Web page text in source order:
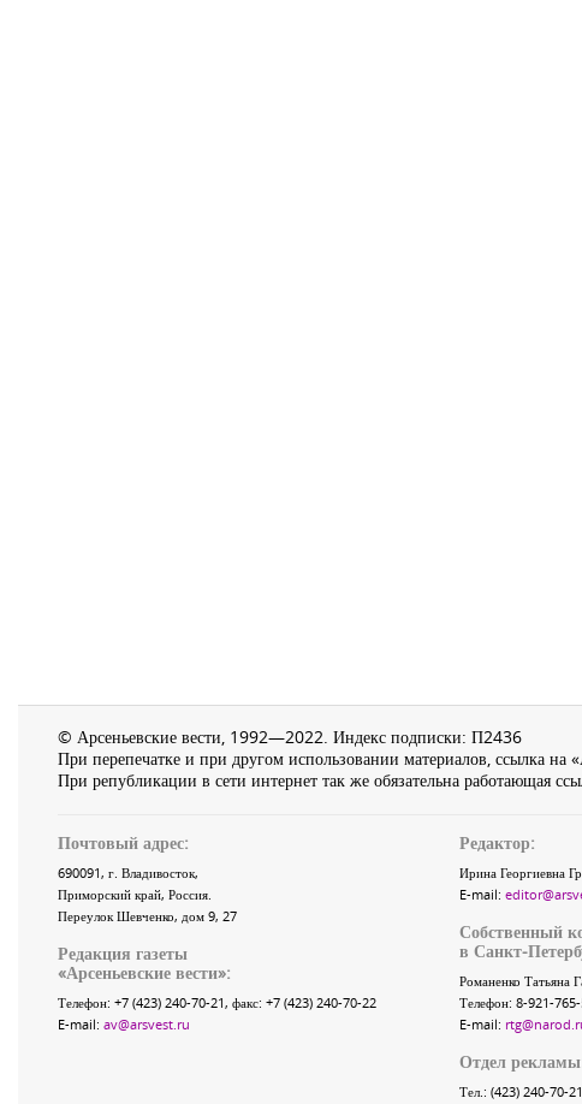
© Арсеньевские вести, 1992—2022. Индекс подписки: П2436
При перепечатке и при другом использовании материалов, ссылка на
При републикации в сети интернет так же обязательна работающая
Почтовый адрес:
690091, г. Владивосток,
Приморский край, Россия.
Переулок Шевченко, дом 9, 27
Редакция газеты
«Арсеньевские вести»:
Телефон: +7 (423) 240-70-21, факс: +7 (423) 240-70-22
E-mail: av@arsvest.ru
Редактор:
Ирина Георгиевна
E-mail:
Собственный
в Санкт-
Романенко Татьяна
Телефон: 8-921-
E-mail:
Отдел
Тел.: (423) 240-70-